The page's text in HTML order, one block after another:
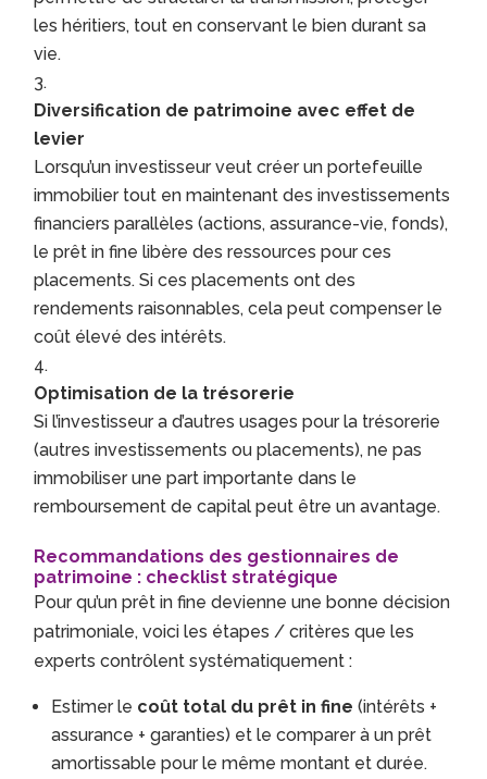
les héritiers, tout en conservant le bien durant sa
vie.
Diversification de patrimoine avec effet de
levier
Lorsqu’un investisseur veut créer un portefeuille
immobilier tout en maintenant des investissements
financiers parallèles (actions, assurance-vie, fonds),
le prêt in fine libère des ressources pour ces
placements. Si ces placements ont des
rendements raisonnables, cela peut compenser le
coût élevé des intérêts.
Optimisation de la trésorerie
Si l’investisseur a d’autres usages pour la trésorerie
(autres investissements ou placements), ne pas
immobiliser une part importante dans le
remboursement de capital peut être un avantage.
Recommandations des gestionnaires de
patrimoine : checklist stratégique
Pour qu’un prêt in fine devienne une bonne décision
patrimoniale, voici les étapes / critères que les
experts contrôlent systématiquement :
Estimer le coût total du prêt in fine (intérêts +
assurance + garanties) et le comparer à un prêt
amortissable pour le même montant et durée.